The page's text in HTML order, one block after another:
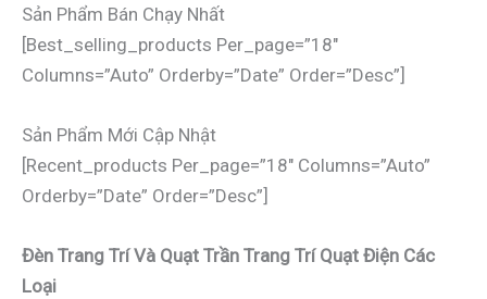
Sản Phẩm Bán Chạy Nhất
[best_selling_products Per_page=”18″
Columns=”auto” Orderby=”date” Order=”desc”]
Sản Phẩm Mới Cập Nhật
[recent_products Per_page=”18″ Columns=”auto”
Orderby=”date” Order=”desc”]
Đèn Trang Trí Và Quạt Trần Trang Trí Quạt Điện Các
Loại